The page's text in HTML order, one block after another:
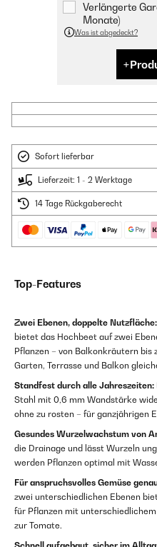
Verlängerte
Monate)
Was ist abgedeckt?
Sofort lieferbar
Lieferzeit: 1 - 2 Werktage
14 Tage Rückgaberecht
Top-Features
Zwei Ebenen, doppelte Nutzfläche:
bietet das Hochbeet auf zwei
Pflanzen – von Balkonkräutern
Garten, Terrasse und Balkon
Standfest durch alle Jahreszeiten:
Stahl mit 0,6 mm Wandstärke
ohne zu rosten – für ganzjährigen
Gesundes Wurzelwachstum von
die Drainage und lässt Wurzeln
werden Pflanzen optimal mit
Für anspruchsvolles Gemüse
zwei unterschiedlichen Ebenen
für Pflanzen mit
zur Tomate.